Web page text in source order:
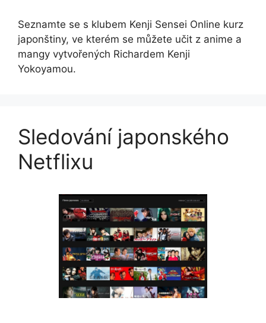
Seznamte se s klubem Kenji Sensei Online kurz
japonštiny, ve kterém se můžete učit z anime a
mangy vytvořených Richardem Kenji
Yokoyamou.
Sledování japonského
Netflixu